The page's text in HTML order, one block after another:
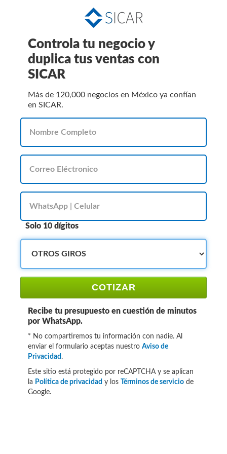
Controla tu negocio y
duplica tus ventas con
SICAR
Más de 120,000 negocios en México ya confían
en SICAR.
Solo 10 dígitos
COTIZAR
Recibe tu presupuesto en cuestión de minutos
por WhatsApp.
* No compartiremos tu información con nadie. Al
enviar el formulario aceptas nuestro Aviso de
Privacidad .
Este sitio está protegido por reCAPTCHA y se aplican
la Política de privacidad y los Términos de servicio de
Google.